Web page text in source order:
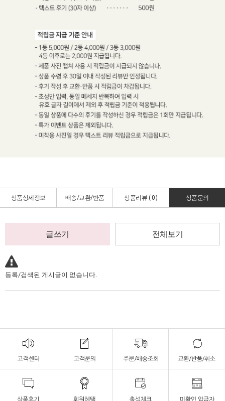
상품상세정보 배송/교환/반품 상품리뷰 (0) 상품문의
글쓰기 전체보기
등록/검색된 게시글이 없습니다.